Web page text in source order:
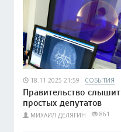
18.11.2025 21:59 СОБЫТИЯ
Правительство слышит
простых депутатов
МИХАИЛ ДЕЛЯГИН 861